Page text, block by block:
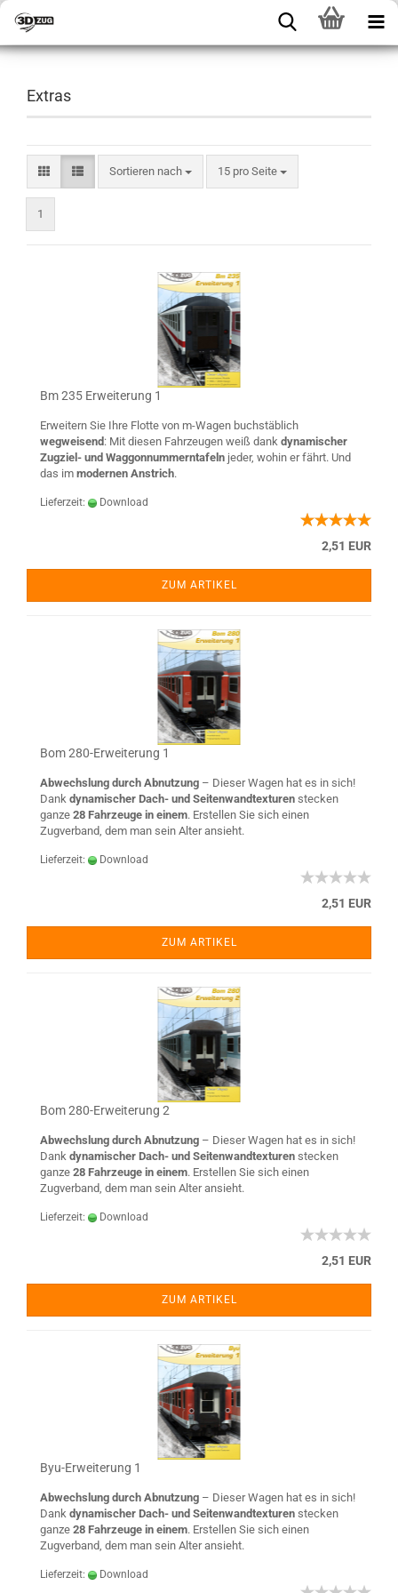
Extras
Sortieren nach 15 pro Seite
1
Bm 235 Erweiterung 1
Erweitern Sie Ihre Flotte von m-Wagen buchstäblich
wegweisend : Mit diesen Fahrzeugen weiß dank dynamischer
Zugziel- und Waggonnummerntafeln jeder, wohin er fährt. Und
das im modernen Anstrich.
Lieferzeit: Download
2,51 EUR
ZUM ARTIKEL
Bom 280-Erweiterung 1
Abwechslung durch Abnutzung – Dieser Wagen hat es in sich!
Dank dynamischer Dach- und Seitenwandtexturen stecken
ganze 28 Fahrzeuge in einem. Erstellen Sie sich einen
Zugverband, dem man sein Alter ansieht.
Lieferzeit: Download
2,51 EUR
ZUM ARTIKEL
Bom 280-Erweiterung 2
Abwechslung durch Abnutzung – Dieser Wagen hat es in sich!
Dank dynamischer Dach- und Seitenwandtexturen stecken
ganze 28 Fahrzeuge in einem. Erstellen Sie sich einen
Zugverband, dem man sein Alter ansieht.
Lieferzeit: Download
2,51 EUR
ZUM ARTIKEL
Byu-Erweiterung 1
Abwechslung durch Abnutzung – Dieser Wagen hat es in sich!
Dank dynamischer Dach- und Seitenwandtexturen stecken
ganze 28 Fahrzeuge in einem. Erstellen Sie sich einen
Zugverband, dem man sein Alter ansieht.
Lieferzeit: Download